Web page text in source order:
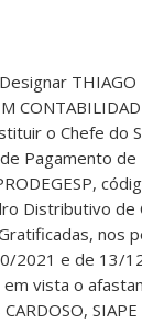
THIAGO
o Chefe do
Pagamento de
Distributivo de
nos
2021 e de 13/
vista o